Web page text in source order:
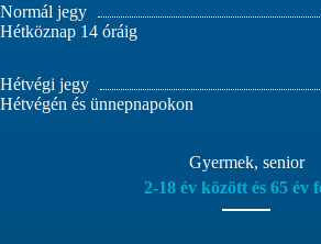
Normál jegy
Hétköznap 14 óráig
Hétvégi jegy
Hétvégén és ünnepnapokon
Gyermek, senior
2-18 év között és 65 év